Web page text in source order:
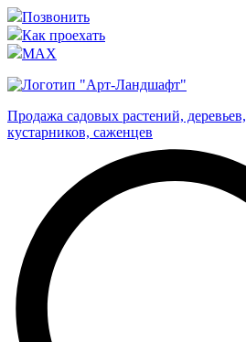
Позвонить
Как проехать
MAX
Продажа садовых растений, деревьев,
кустарников, саженцев